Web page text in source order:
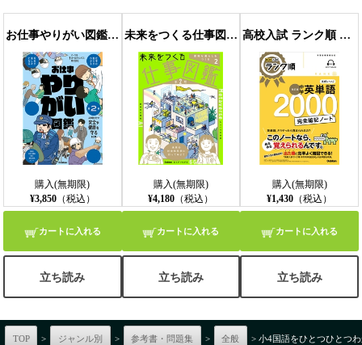
お仕事やりがい図鑑 第2巻 人の役に立つ！安全や健康を守るお仕事 仕事の魅力がわかる 将来が楽しみになる
購入(無期限)
¥3,850（税込）
カートに入れる
立ち読み
未来をつくる仕事図鑑 第2期 第2巻 便利な暮らしをつくる
購入(無期限)
¥4,180 （税込）
カートに入れる
立ち読み
高校入試 ランク順 中学英単語2000 完全暗記ノート 改訂版
購入(無期限)
¥1,430 （税込）
カートに入れる
立ち読み
TOP > ジャンル別 > 参考書・問題集 > 全般 > 小4国語をひとつひとつ